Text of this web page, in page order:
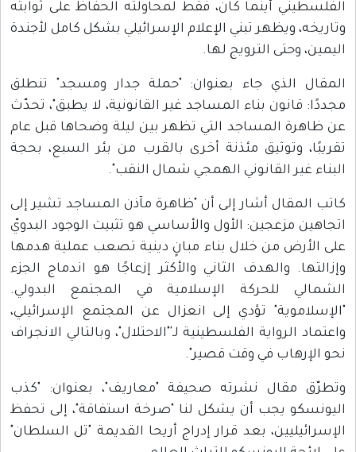
الفلسطيني أينما كان، فقط لمحاولته الحفاظ على ثوابته
وتاريخه، ويظهر تبني الإعلام الإسرائيلي بشكل كامل لأجندة
اليمين، وحتى الترويج لها.
المقال الذي جاء بعنوان: "حملة جدار ومسجد" تنطلق
مجددًا: قانون بناء المساجد غير القانونية، لا يطبق"، تحدّث
عن ظاهرة المساجد التي تظهر بين ليلة وضحاها قبل عام
تقريبًا، وتوثيق مئذنة أخرى بالقرب من بئر السبع، بحجة
البناء غير القانوني الهمجي شمال النقب".
كاتب المقال أشار إلى أن "ظاهرة مآذن المساجد تشير إلى
اتجاهين مزعجين: الأول والأساسي هو تثبيت الوجود البدويّ
على الأرض من خلال بناء مبانٍ دينية تصعب عملية هدمها
وإزالتها. والهدف الثاني والأكثر إزعاجًا هو اندماج الجزء
الشمالي للحركة الإسلامية في المجتمع البدولي.
"الإسلاموية" تؤدي إلى انعزال عن المجتمع الإسرائيلي،
واعتماد الرواية الفلسطينية لـ'"الاحتلال"، وبالتالي الانجراف
نحو الإرهاب في وقت قصير".
وتطرّق مقال نشرته صحيفة "معاريف"، بعنوان: "كذب
اليونسكو يجب أن يشكل لنا "صرخة استفاقة"، إلى تحفظ
الإسرائيليين، بعد قرار إدراج أريحا القديمة "تل السلطان"